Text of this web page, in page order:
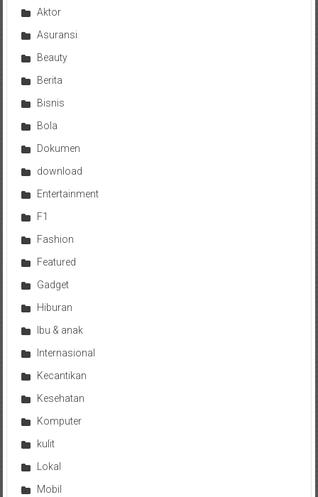
Aktor
Asuransi
Beauty
Berita
Bisnis
Bola
Dokumen
download
Entertainment
F1
Fashion
Featured
Gadget
Hiburan
Ibu & anak
Internasional
Kecantikan
Kesehatan
Komputer
kulit
Lokal
Mobil